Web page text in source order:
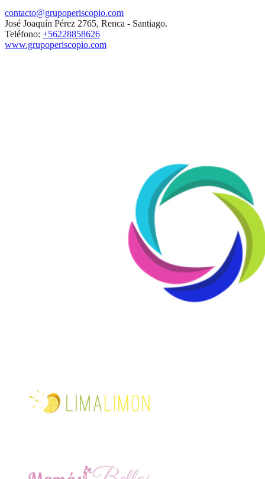
contacto@grupoperiscopio.com
José Joaquín Pérez 2765, Renca - Santiago.
Teléfono: +56228858626
www.grupoperiscopio.com